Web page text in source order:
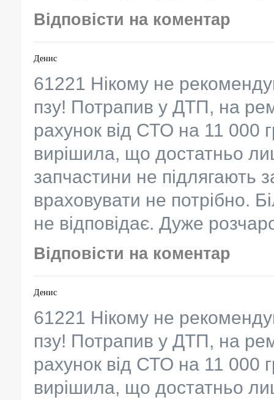
Відповісти на коментар
Денис
61221 Нікому не
пзу! Потрапив у ДТП, на
рахунок від СТО на 11 000
вирішила, що достатньо
запчастини не підлягають
враховувати не потрібно.
не відповідає. Дуже
Відповісти на коментар
Денис
61221 Нікому не
пзу! Потрапив у ДТП, на
рахунок від СТО на 11 000
вирішила, що достатньо